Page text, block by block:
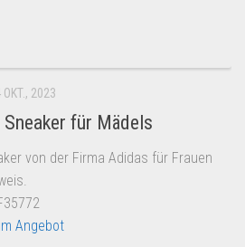
OKT., 2023
für Mädels
von der Firma Adidas für Frauen
Angebot